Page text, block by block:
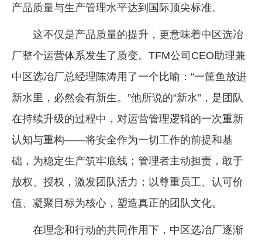
行情报价
数字报
产品质量与生产管理水平达到国际顶尖标准。
这不仅是产品质量的提升，更意味着中区选冶
厂整个运营体系发生了质变。TFM公司CEO助理兼
中区选冶厂总经理陈涛用了一个比喻：“一筐鱼放进
新水里，必然会有新生。”他所说的“新水”，是团队
在持续升级的过程中，对运营管理逻辑的一次重新
认知与重构——将安全作为一切工作的前提和基
础，为稳定生产筑牢底线；管理者主动担责，敢于
放权、授权，激发团队活力；以尊重员工、认可价
值、凝聚目标为核心，塑造真正的团队文化。
在理念和行动的共同作用下，中区选冶厂逐渐